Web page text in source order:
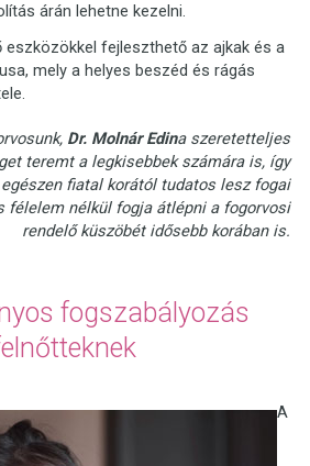
árán lehetne kezelni.
eszközökkel fejleszthető az ajkak és a
mely a helyes beszéd és rágás
Dr. Molnár Edina szeretetteljes
teremt a legkisebbek számára is, így
fiatal korától tudatos lesz fogai
félelem nélkül fogja átlépni a fogorvosi
rendelő küszöbét idősebb korában is.
fogszabályozás
A